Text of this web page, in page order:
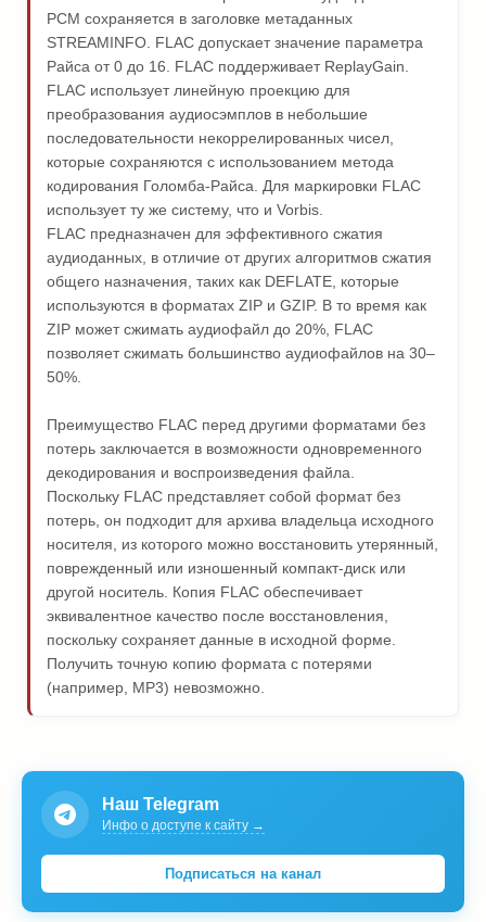
PCM сохраняется в заголовке метаданных
STREAMINFO. FLAC допускает значение параметра
Райса от 0 до 16. FLAC поддерживает ReplayGain.
FLAC использует линейную проекцию для
преобразования аудиосэмплов в небольшие
последовательности некоррелированных чисел,
которые сохраняются с использованием метода
кодирования Голомба-Райса. Для маркировки FLAC
использует ту же систему, что и Vorbis.
FLAC предназначен для эффективного сжатия
аудиоданных, в отличие от других алгоритмов сжатия
общего назначения, таких как DEFLATE, которые
используются в форматах ZIP и GZIP. В то время как
ZIP может сжимать аудиофайл до 20%, FLAC
позволяет сжимать большинство аудиофайлов на 30–
50%.
Преимущество FLAC перед другими форматами без
потерь заключается в возможности одновременного
декодирования и воспроизведения файла.
Поскольку FLAC представляет собой формат без
потерь, он подходит для архива владельца исходного
носителя, из которого можно восстановить утерянный,
поврежденный или изношенный компакт-диск или
другой носитель. Копия FLAC обеспечивает
эквивалентное качество после восстановления,
поскольку сохраняет данные в исходной форме.
Получить точную копию формата с потерями
(например, MP3) невозможно.
Наш Telegram
Инфо о доступе к сайту →
Подписаться на канал